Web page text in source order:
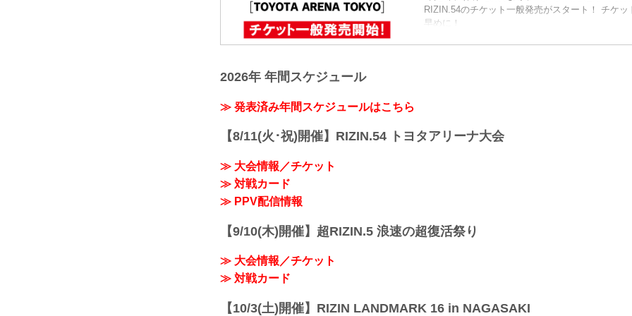
RIZIN.54のチケット一般発売がスタート！ チケッ
早めに！
電車でお越しの方
新交通ゆりかもめ 「青海」駅 徒歩4分（244m）
2026年 年間スケジュール
≫ 発表済み年間スケジュールはこちら
【8/11(火･祝)開催】RIZIN.54 トヨタアリーナ大会
≫ 大会情報／チケット
≫ 対戦カード
≫ PPV配信情報
【9/10(木)開催】超RIZIN.5 浪速の超復活祭り
≫ 大会情報／チケット
≫ 対戦カード
【10/3(土)開催】RIZIN LANDMARK 16 in NAGASAKI